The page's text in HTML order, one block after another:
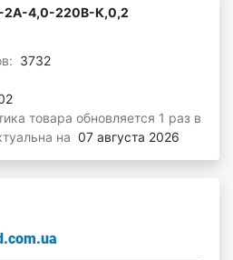
2А-4,0-220В-К,0,2
3732
товара обновляется 1 раз в
на 07 августа 2026